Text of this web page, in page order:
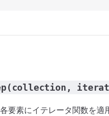
要素にイテレータ関数を適